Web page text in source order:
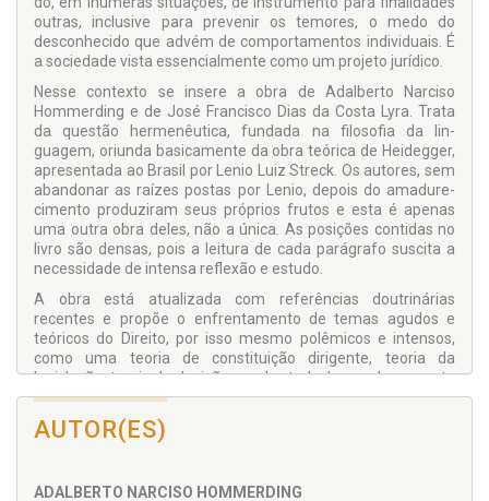
outras, inclusive para prevenir os temores, o medo do
desconhecido que advém de comportamentos individuais. É
a so­ciedade vista essencialmente como um projeto jurídico.
Nesse contexto se insere a obra de Adalberto Narciso
Hommerding e de José Francisco Dias da Costa Lyra. Trata
da questão hermenêutica, fundada na filosofia da lin­
guagem, oriunda basicamente da obra teórica de Heidegger,
apresentada ao Brasil por Lenio Luiz Streck. Os autores, sem
abandonar as raízes postas por Lenio, depois do amadure­
cimento produziram seus próprios frutos e esta é apenas
uma outra obra deles, não a única. As posições contidas no
livro são densas, pois a leitura de cada parágrafo suscita a
necessidade de intensa reflexão e estudo.
A obra está atualizada com referências doutrinárias
recentes e propõe o enfrentamento de temas agudos e
teóricos do Direito, por isso mesmo polêmicos e intensos,
como uma teoria de constituição dirigente, teoria da
legislação, teoria da decisão e, sobretudo, busca da resposta
correta em Direito, que se caracteriza como a resposta
constitucional correta, o direito como integridade.
Texto extraído e adaptado do prefácio contido nesta
Hassan Ribeiro, Desembarga­dor do Tribunal de Justiça
AUTOR(ES)
ADALBERTO NARCISO HOMMERDING